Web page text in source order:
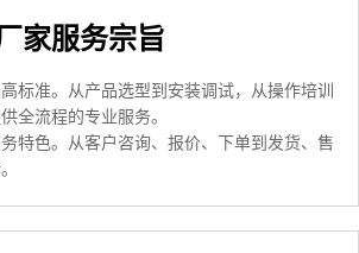
家服务宗旨
标准。从产品选型到安装调试，从操作培训
全流程的专业服务。
特色。从客户咨询、报价、下单到发货、售